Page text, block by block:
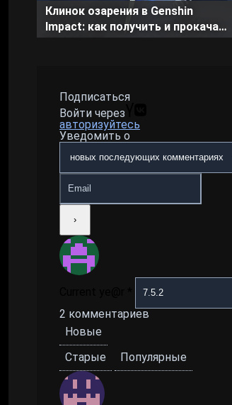
Клинок озарения в Genshin
Impact: как получить и прокачать
меч для ГГ
Подписаться
Войти через
авторизуйтесь
Уведомить о
2 комментариев
Новые
Старые
Популярные